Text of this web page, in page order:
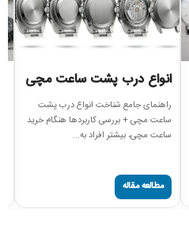
انواع درب پشت ساعت مچی
راهنمای جامع شناخت انواع درب پشت
ساعت مچی + بررسی کاربردها هنگام خرید
ساعت مچی، بیشتر افراد به...
مطالعه مقاله